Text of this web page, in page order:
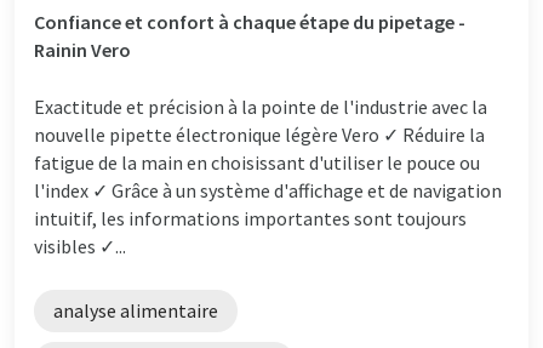
Confiance et confort à chaque étape du pipetage -
Rainin Vero
Exactitude et précision à la pointe de l'industrie avec la
nouvelle pipette électronique légère Vero ✓ Réduire la
fatigue de la main en choisissant d'utiliser le pouce ou
l'index ✓ Grâce à un système d'affichage et de navigation
intuitif, les informations importantes sont toujours
visibles ✓...
analyse alimentaire